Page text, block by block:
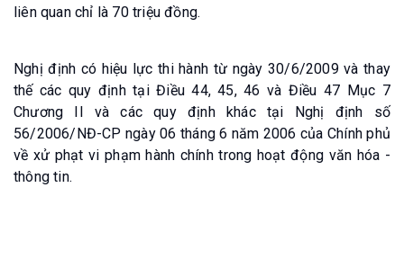
liên quan chỉ là 70 triệu đồng.
Nghị định có hiệu lực thi hành từ ngày 30/6/2009 và thay
thế các quy định tại Điều 44, 45, 46 và Điều 47 Mục 7
Chương II và các quy định khác tại Nghị định số
56/2006/NĐ-CP ngày 06 tháng 6 năm 2006 của Chính phủ
về xử phạt vi phạm hành chính trong hoạt động văn hóa -
thông tin.